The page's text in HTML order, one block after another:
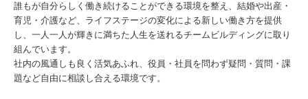
誰もが自分らしく働き続けることができる環境を整え、結婚や出産・
育児・介護など、ライフステージの変化による新しい働き方を提供
し、一人一人が輝きに満ちた人生を送れるチームビルディングに取り
組んでいます。
社内の風通しも良く活気あふれ、役員・社員を問わず疑問・質問・課
題など自由に相談し合える環境です。